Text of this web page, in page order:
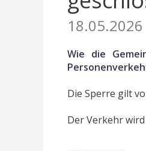
18.05.2026
Wie die
Die Sperre gilt
Der Verkehr